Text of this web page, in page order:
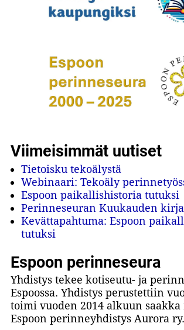
Viimeisimmät uutiset
Tietoisku tekoälystä
Webinaari: Tekoäly
Espoon paikallishistoria tutuksi
Perinneseuran Kuukauden
Kevättapahtuma: Espoon
tutuksi
Espoon perinneseura
Yhdistys tekee kotiseutu- ja
Espoossa. Yhdistys perustettiin
toimi vuoden 2014 alkuun
Espoon perinneyhdistys Aurora ry.